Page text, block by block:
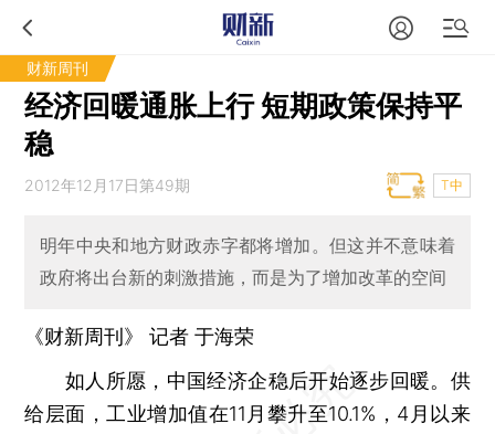
财新周刊
经济回暖通胀上行 短期政策保持平
稳
2012年12月17日第49期 T中
明年中央和地方财政赤字都将增加。但这并不意味着
政府将出台新的刺激措施，而是为了增加改革的空间
《财新周刊》 记者于海荣
如人所愿，中国经济企稳后开始逐步回暖。供
给层面，工业增加值在11月攀升至10.1%，4月以来